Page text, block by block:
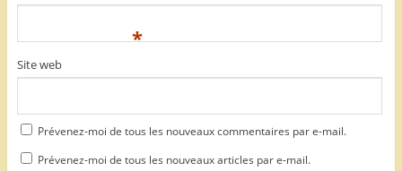
*
Site web
Prévenez-moi de tous les nouveaux commentaires par e-mail.
Prévenez-moi de tous les nouveaux articles par e-mail.